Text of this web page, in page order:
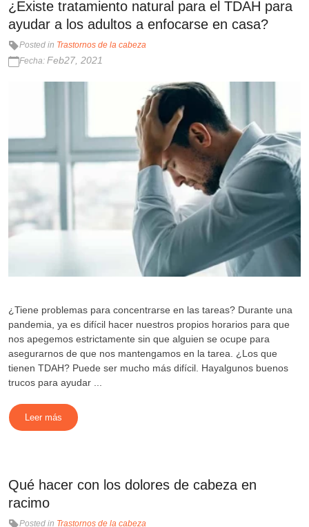
¿Existe tratamiento natural para el TDAH para
ayudar a los adultos a enfocarse en casa?
Posted in Trastornos de la cabeza
Fecha: Feb27, 2021
¿Tiene problemas para concentrarse en las tareas? Durante una
pandemia, ya es difícil hacer nuestros propios horarios para que
nos apegemos estrictamente sin que alguien se ocupe para
asegurarnos de que nos mantengamos en la tarea. ¿Los que
tienen TDAH? Puede ser mucho más difícil. Hayalgunos buenos
trucos para ayudar ...
Leer más
Qué hacer con los dolores de cabeza en
racimo
Posted in Trastornos de la cabeza